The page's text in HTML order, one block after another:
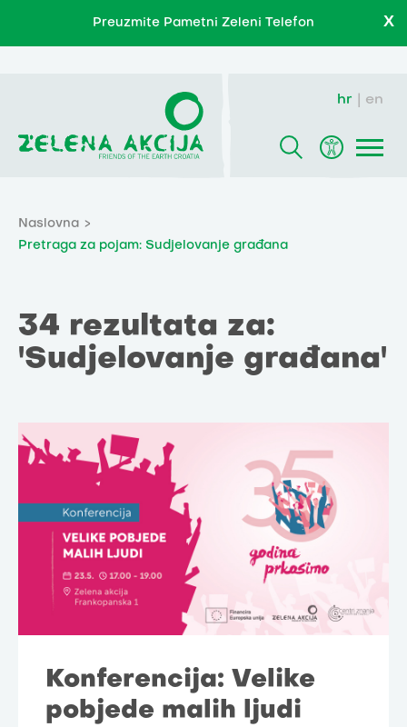
Preuzmite Pametni Zeleni Telefon X
hr en
Naslovna
Pretraga za pojam: Sudjelovanje građana
34 rezultata za:
'Sudjelovanje građana'
Konferencija: Velike
pobjede malih ljudi